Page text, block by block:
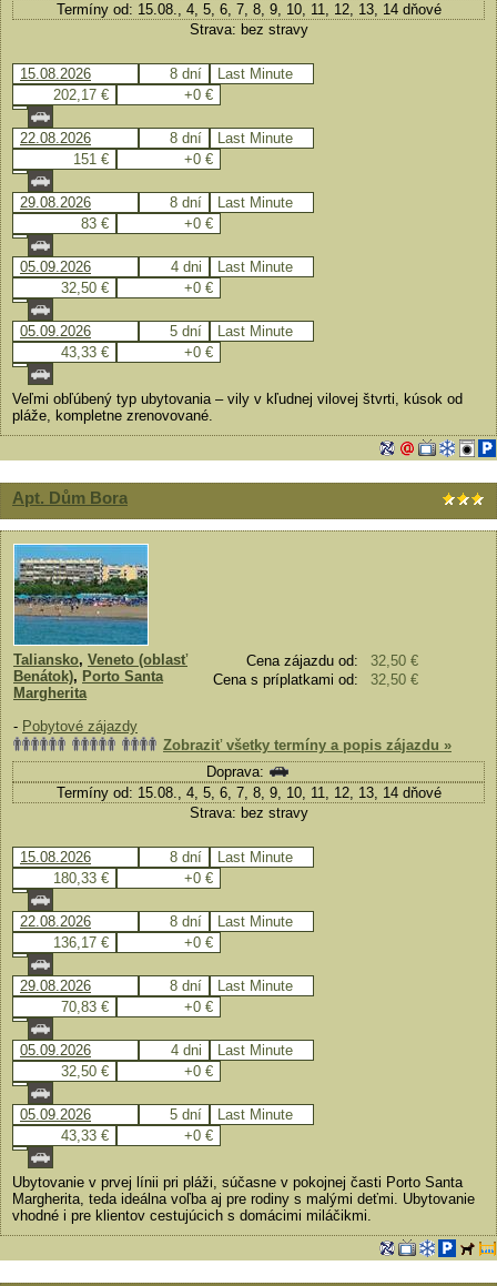
Termíny od: 15.08., 4, 5, 6, 7, 8, 9, 10, 11, 12, 13, 14 dňové
Strava: bez stravy
15.08.2026 8 dní
Last Minute
202,17 €
+0 €
22.08.2026 8 dní
Last Minute
151 €
+0 €
29.08.2026 8 dní
Last Minute
83 €
+0 €
05.09.2026 4 dni
Last Minute
32,50 €
+0 €
05.09.2026 5 dní
Last Minute
43,33 €
+0 €
Veľmi obľúbený typ ubytovania – vily v kľudnej vilovej štvrti, kúsok od
pláže, kompletne zrenovované.
Apt. Dům Bora
Cena zájazdu od:
32,50 €
Cena s príplatkami od:
32,50 €
Taliansko, Veneto (oblasť
Benátok), Porto Santa
Margherita
- Pobytové zájazdy
Zobraziť všetky termíny a popis zájazdu »
Doprava:
Termíny od: 15.08., 4, 5, 6, 7, 8, 9, 10, 11, 12, 13, 14 dňové
Strava: bez stravy
15.08.2026 8 dní
Last Minute
180,33 €
+0 €
22.08.2026 8 dní
Last Minute
136,17 €
+0 €
29.08.2026 8 dní
Last Minute
70,83 €
+0 €
05.09.2026 4 dni
Last Minute
32,50 €
+0 €
05.09.2026 5 dní
Last Minute
43,33 €
+0 €
Ubytovanie v prvej línii pri pláži, súčasne v pokojnej časti Porto Santa
Margherita, teda ideálna voľba aj pre rodiny s malými deťmi. Ubytovanie
vhodné i pre klientov cestujúcich s domácimi miláčikmi.